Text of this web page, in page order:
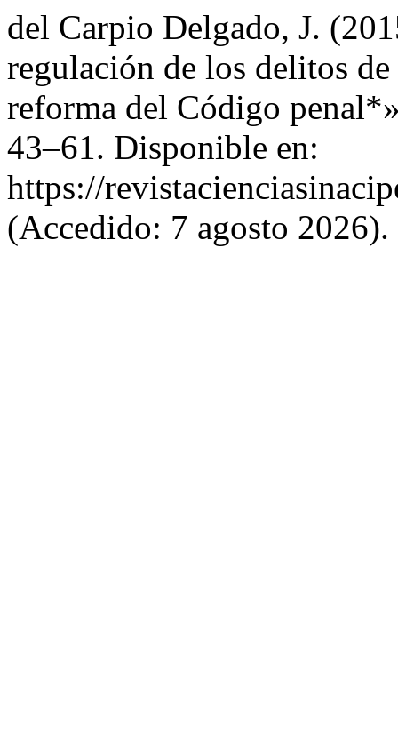
del Carpio Delgado, J.
regulación de los delitos
reforma del Código
43–61. Disponible en:
https://
(Accedido: 7 agosto 2026).